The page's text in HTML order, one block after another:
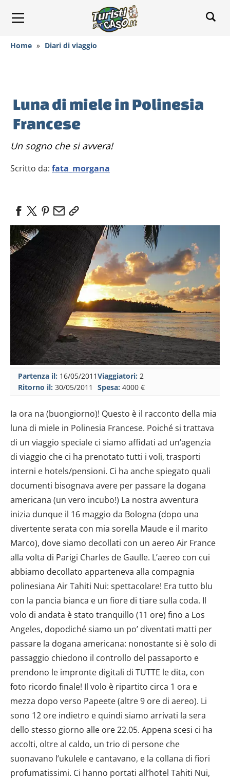
Home » Diari di viaggio
Luna di miele in Polinesia
Francese
Un sogno che si avvera!
Scritto da: fata_morgana
Partenza il: 16/05/2011
Ritorno il: 30/05/2011
Viaggiatori: 2
Spesa: 4000 €
Ia ora na (buongiorno)! Questo è il racconto della mia
luna di miele in Polinesia Francese. Poiché si trattava
di un viaggio speciale ci siamo affidati ad un’agenzia
di viaggio che ci ha prenotato tutti i voli, trasporti
interni e hotels/pensioni. Ci ha anche spiegato quali
documenti bisognava avere per passare la dogana
americana (un vero incubo!) La nostra avventura
inizia dunque il 16 maggio da Bologna (dopo una
divertente serata con mia sorella Maude e il marito
Marco), dove siamo decollati con un aereo Air France
alla volta di Parigi Charles de Gaulle. L’aereo con cui
abbiamo decollato apparteneva alla compagnia
polinesiana Air Tahiti Nui: spettacolare! Era tutto blu
con la pancia bianca e un fiore di tiare sulla coda. Il
volo di andata è stato tranquillo (11 ore) fino a Los
Angeles, dopodiché siamo un po’ diventati matti per
passare la dogana americana: nonostante si è solo di
passaggio chiedono il controllo del passaporto e
prendono le impronte digitali di TUTTE le dita, con
foto ricordo finale! Il volo è ripartito circa 1 ora e
mezza dopo verso Papeete (altre 9 ore di aereo). Li
sono 12 ore indietro e quindi siamo arrivati la sera
dello stesso giorno alle ore 22.05. Appena scesi ci ha
accolti, oltre al caldo, un trio di persone che
suonavano l’ukulele e cantavano, e la collana di fiori
profumatissimi. Ci hanno portati all’hotel Tahiti Nui,